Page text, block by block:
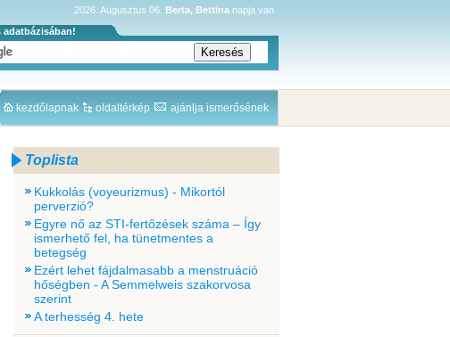
2026. Augusztus 06. Berta, Bettina napja van
adatbázisában!
kezdőlapnak oldaltérkép ajánlja ismerősének
Toplista
Kukkolás (voyeurizmus) - Mikortól
perverzió?
Egyre nő az STI-fertőzések száma – Így
ismerhető fel, ha tünetmentes a
betegség
Ezért lehet fájdalmasabb a menstruáció
hőségben - A Semmelweis szakorvosa
szerint
A terhesség 4. hete